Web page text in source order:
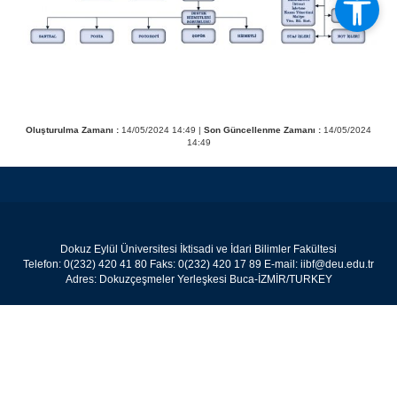
Oluşturulma Zamanı : 14/05/2024 14:49 | Son Güncellenme Zamanı : 14/05/2024
14:49
Dokuz Eylül Üniversitesi İktisadi ve İdari Bilimler Fakültesi
Telefon: 0(232) 420 41 80 Faks: 0(232) 420 17 89 E-mail: iibf@deu.edu.tr
Adres: Dokuzçeşmeler Yerleşkesi Buca-İZMİR/TURKEY